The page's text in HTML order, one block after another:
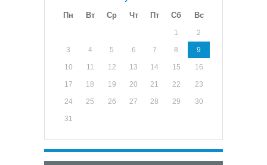
Пн
Вт Ср Чт Пт Сб Вс
1 2
3 4 5 6 7 8 9
10 11 12 13 14 15 16
17 18 19 20 21 22 23
24 25 26 27 28 29 30
31